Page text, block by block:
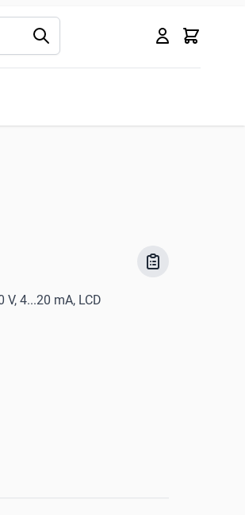
Kurv
4...20 mA, LCD